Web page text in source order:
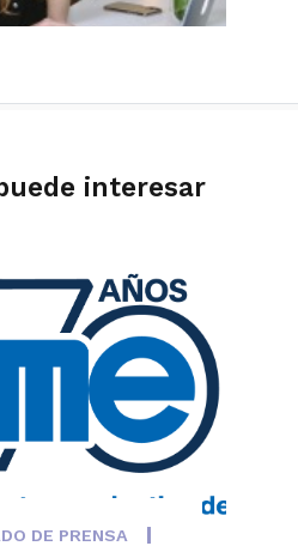
interesar
DE PRENSA